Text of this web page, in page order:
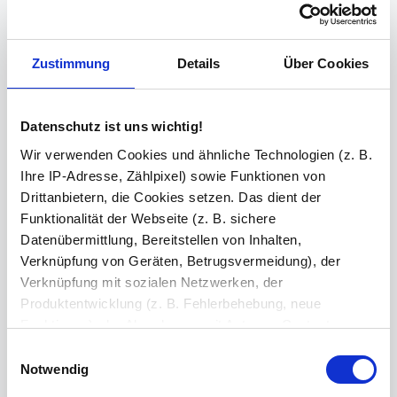
Zustimmung Details Über Cookies
Datenschutz ist uns wichtig!
Wir verwenden Cookies und ähnliche Technologien (z. B.
Ihre IP-Adresse, Zählpixel) sowie Funktionen von
Drittanbietern, die Cookies setzen. Das dient der
Funktionalität der Webseite (z. B. sichere
Datenübermittlung, Bereitstellen von Inhalten,
Verknüpfung von Geräten, Betrugsvermeidung), der
Verknüpfung mit sozialen Netzwerken, der
Produktentwicklung (z. B. Fehlerbehebung, neue
Funktionen), der Abrechnung mit Autoren, Content-
(z. B. Ladezeiten, personalisierte Inhalte,
Notwendig
Steckdose(n) inkl. Bohrung
Facette
Schminkspiegel
Bluetooth Lautsprecher